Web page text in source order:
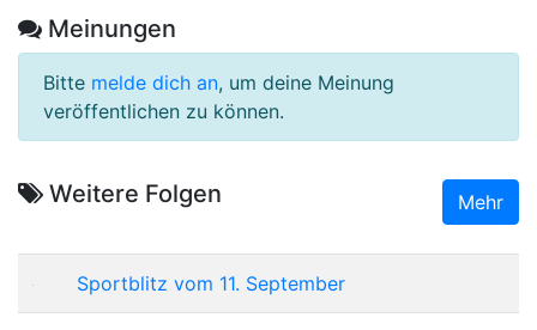
Meinungen
Bitte melde dich an, um deine Meinung
veröffentlichen zu können.
Weitere Folgen Mehr
Sportblitz vom 11. September